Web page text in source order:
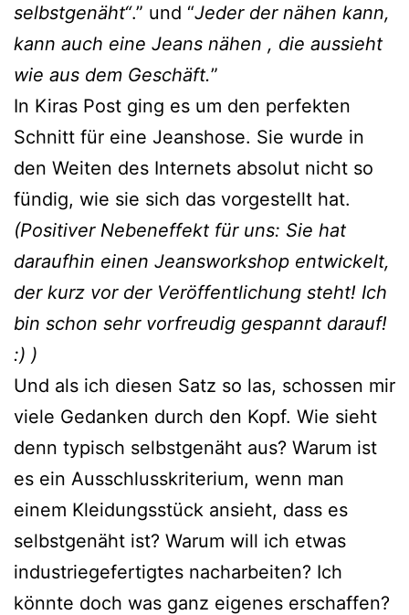
selbstgenäht“.” und “Jeder der nähen kann,
kann auch eine Jeans nähen , die aussieht
wie aus dem Geschäft.”
In Kiras Post ging es um den perfekten
Schnitt für eine Jeanshose. Sie wurde in
den Weiten des Internets absolut nicht so
fündig, wie sie sich das vorgestellt hat.
(Positiver Nebeneffekt für uns: Sie hat
daraufhin einen Jeansworkshop entwickelt,
der kurz vor der Veröffentlichung steht! Ich
bin schon sehr vorfreudig gespannt darauf!
:) )
Und als ich diesen Satz so las, schossen mir
viele Gedanken durch den Kopf. Wie sieht
denn typisch selbstgenäht aus? Warum ist
es ein Ausschlusskriterium, wenn man
einem Kleidungsstück ansieht, dass es
selbstgenäht ist? Warum will ich etwas
industriegefertigtes nacharbeiten? Ich
könnte doch was ganz eigenes erschaffen?